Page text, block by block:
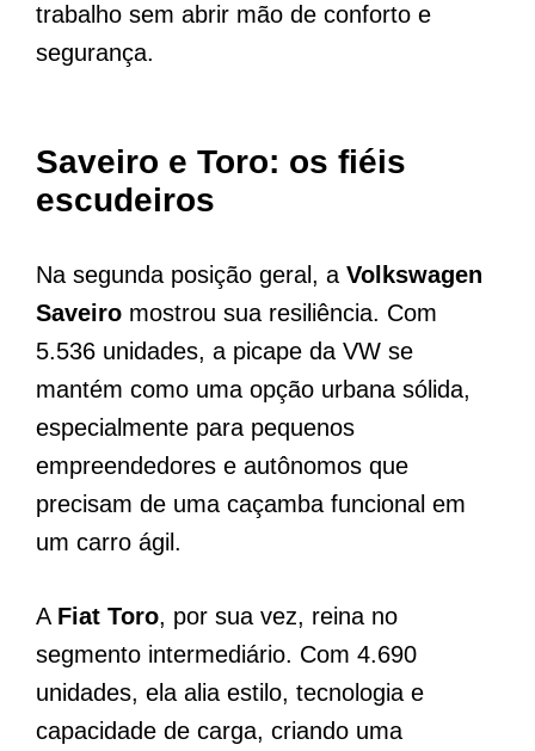
trabalho sem abrir mão de conforto e
segurança.
Saveiro e Toro: os fiéis
escudeiros
Na segunda posição geral, a Volkswagen
Saveiro mostrou sua resiliência. Com
5.536 unidades, a picape da VW se
mantém como uma opção urbana sólida,
especialmente para pequenos
empreendedores e autônomos que
precisam de uma caçamba funcional em
um carro ágil.
A Fiat Toro, por sua vez, reina no
segmento intermediário. Com 4.690
unidades, ela alia estilo, tecnologia e
capacidade de carga, criando uma